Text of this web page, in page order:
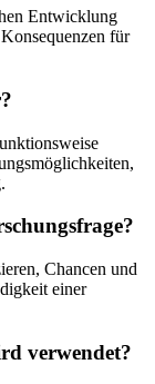
Entwicklung
für
Chancen und
einer
verwendet?